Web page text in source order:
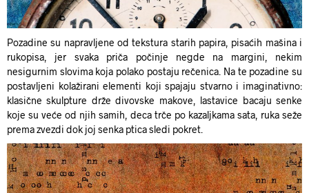
Pozadine su napravljene od tekstura starih papira, pisaćih mašina i
rukopisa, jer svaka priča počinje negde na margini, nekim
nesigurnim slovima koja polako postaju rečenica. Na te pozadine su
postavljeni kolažirani elementi koji spajaju stvarno i imaginativno:
klasične skulpture drže divovske makove, lastavice bacaju senke
koje su veće od njih samih, deca trče po kazaljkama sata, ruka seže
prema zvezdi dok joj senka ptica sledi pokret.